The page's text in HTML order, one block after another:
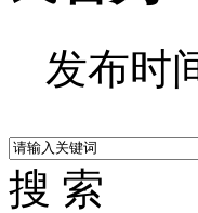
发布时
搜 索